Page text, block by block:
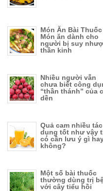
Món Ăn Bài Thuốc
Món ăn dành cho
người bị suy
thần kinh
Nhiều người vẫn
chưa biết công
“thần thánh” của
dền
Quả cam nhiều tác
dụng tốt như vậy
có cần lưu ý gì
không?
Một số bài thuốc
thường dùng trị
với cây tiểu hồi